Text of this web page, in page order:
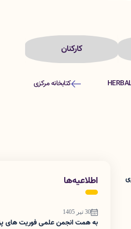
کارکنان
کتابخانه مرکزی
اطلاعیه‌ها
30 تیر 1405
به همت انجمن علمی فوریت های